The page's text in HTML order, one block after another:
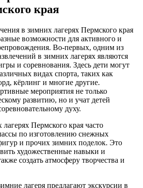
края
в зимних лагерях Пермского края
возможности для активного и
Во-первых, одним из
в зимних лагерях являются
и соревнования. Здесь дети могут
видах спорта, таких как
кёрлинг и многие другие.
мероприятия не только
развитию, но и учат детей
духу.
Пермского края часто
по изготовлению снежных
и прочих зимних поделок. Это
художественные навыки и
создать атмосферу творчества и
лагеря предлагают экскурсии в